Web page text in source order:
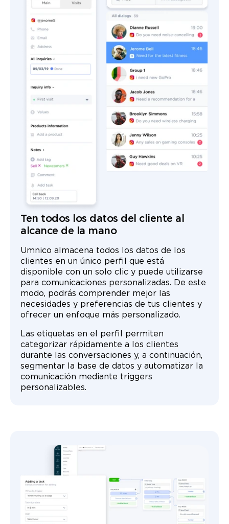
Ten todos los datos del cliente al
alcance de la mano
Umnico almacena todos los datos de los
clientes en un único perfil que está
disponible con un solo clic y puede utilizarse
para comunicaciones personalizadas. De este
modo, podrás comprender mejor las
necesidades y preferencias de tus clientes y
ofrecer un enfoque más personalizado.
Las etiquetas en el perfil permiten
categorizar rápidamente a los clientes
durante las conversaciones y, a continuación,
segmentar la base de datos y automatizar la
comunicación mediante triggers
personalizables.